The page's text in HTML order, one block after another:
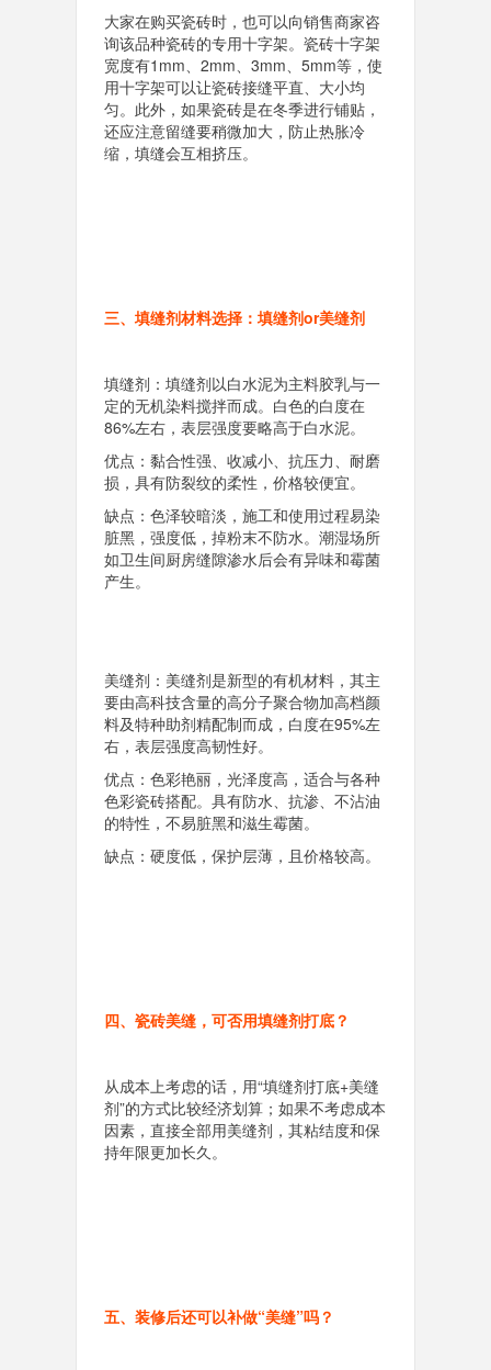
大家在购买瓷砖时，也可以向销售商家咨
询该品种瓷砖的专用十字架。瓷砖十字架
宽度有1mm、2mm、3mm、5mm等，使
用十字架可以让瓷砖接缝平直、大小均
匀。此外，如果瓷砖是在冬季进行铺贴，
还应注意留缝要稍微加大，防止热胀冷
缩，填缝会互相挤压。
三、填缝剂材料选择：填缝剂or美缝剂
填缝剂：填缝剂以白水泥为主料胶乳与一
定的无机染料搅拌而成。白色的白度在
86%左右，表层强度要略高于白水泥。
优点：黏合性强、收减小、抗压力、耐磨
损，具有防裂纹的柔性，价格较便宜。
缺点：色泽较暗淡，施工和使用过程易染
脏黑，强度低，掉粉末不防水。潮湿场所
如卫生间厨房缝隙渗水后会有异味和霉菌
产生。
美缝剂：美缝剂是新型的有机材料，其主
要由高科技含量的高分子聚合物加高档颜
料及特种助剂精配制而成，白度在95%左
右，表层强度高韧性好。
优点：色彩艳丽，光泽度高，适合与各种
色彩瓷砖搭配。具有防水、抗渗、不沾油
的特性，不易脏黑和滋生霉菌。
缺点：硬度低，保护层薄，且价格较高。
四、瓷砖美缝，可否用填缝剂打底？
从成本上考虑的话，用“填缝剂打底+美缝
剂”的方式比较经济划算；如果不考虑成本
因素，直接全部用美缝剂，其粘结度和保
持年限更加长久。
五、装修后还可以补做“美缝”吗？